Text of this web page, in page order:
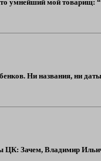
умнейший мой
Ни названия, ни
Зачем, Владимир